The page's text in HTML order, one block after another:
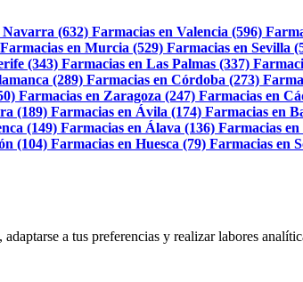
Navarra (632) Farmacias en Valencia (596)
Farmacias en Murcia (529) Farmacias en Sevilla
(343) Farmacias en Las Palmas (337)
(289) Farmacias en Córdoba (273)
Farmacias en Zaragoza (247) Farmacias en
(189) Farmacias en Ávila (174) Farmacias en
(149) Farmacias en Álava (136) Farmacias
(104) Farmacias en Huesca (79) Farmacias en
a tus preferencias y realizar labores